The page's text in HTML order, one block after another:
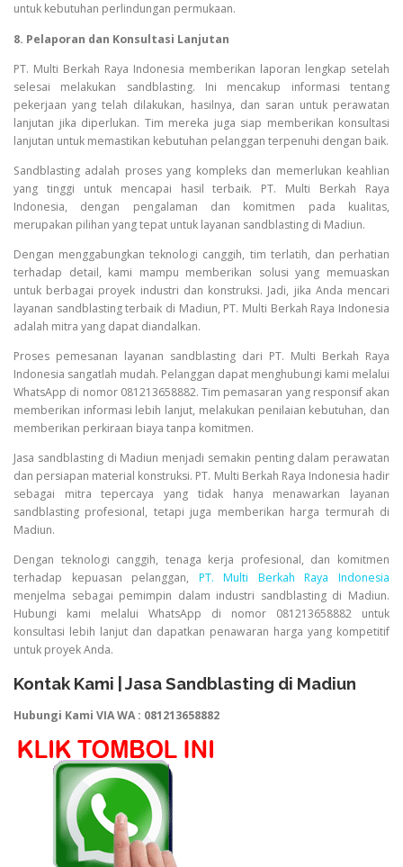
untuk kebutuhan perlindungan permukaan.
8. Pelaporan dan Konsultasi Lanjutan
PT. Multi Berkah Raya Indonesia memberikan laporan lengkap setelah
selesai melakukan sandblasting. Ini mencakup informasi tentang
pekerjaan yang telah dilakukan, hasilnya, dan saran untuk perawatan
lanjutan jika diperlukan. Tim mereka juga siap memberikan konsultasi
lanjutan untuk memastikan kebutuhan pelanggan terpenuhi dengan baik.
Sandblasting adalah proses yang kompleks dan memerlukan keahlian
yang tinggi untuk mencapai hasil terbaik. PT. Multi Berkah Raya
Indonesia, dengan pengalaman dan komitmen pada kualitas,
merupakan pilihan yang tepat untuk layanan sandblasting di Madiun.
Dengan menggabungkan teknologi canggih, tim terlatih, dan perhatian
terhadap detail, kami mampu memberikan solusi yang memuaskan
untuk berbagai proyek industri dan konstruksi. Jadi, jika Anda mencari
layanan sandblasting terbaik di Madiun, PT. Multi Berkah Raya Indonesia
adalah mitra yang dapat diandalkan.
Proses pemesanan layanan sandblasting dari PT. Multi Berkah Raya
Indonesia sangatlah mudah. Pelanggan dapat menghubungi kami melalui
WhatsApp di nomor 081213658882. Tim pemasaran yang responsif akan
memberikan informasi lebih lanjut, melakukan penilaian kebutuhan, dan
memberikan perkiraan biaya tanpa komitmen.
Jasa sandblasting di Madiun menjadi semakin penting dalam perawatan
dan persiapan material konstruksi. PT. Multi Berkah Raya Indonesia hadir
sebagai mitra tepercaya yang tidak hanya menawarkan layanan
sandblasting profesional, tetapi juga memberikan harga termurah di
Madiun.
Dengan teknologi canggih, tenaga kerja profesional, dan komitmen
terhadap kepuasan pelanggan, PT. Multi Berkah Raya Indonesia
menjelma sebagai pemimpin dalam industri sandblasting di Madiun.
Hubungi kami melalui WhatsApp di nomor 081213658882 untuk
konsultasi lebih lanjut dan dapatkan penawaran harga yang kompetitif
untuk proyek Anda.
Kontak Kami | Jasa Sandblasting di Madiun
Hubungi Kami VIA WA : 081213658882